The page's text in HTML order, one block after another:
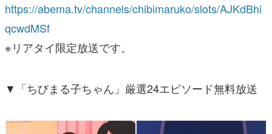
https://abema.tv/channels/chibimaruko/slots/AJKdBhi
qcwdMSf
※リアタイ限定放送です。
▼「ちびまる子ちゃん」厳選24エピソード無料放送